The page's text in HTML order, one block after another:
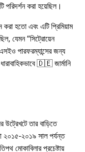
পরিদর্শন করা হয়েছিল।
করা হতো এবং এটি প্রিমিয়াম
যেমন সিট্রোয়েন
পারফরম্যান্সের জন্য
🇩🇪 জার্মানি
উট্রেখটে তার বাড়িতে
২০১৫-২০১৯ সাল পর্যন্ত
মোকাবিলার প্রচেষ্টায়